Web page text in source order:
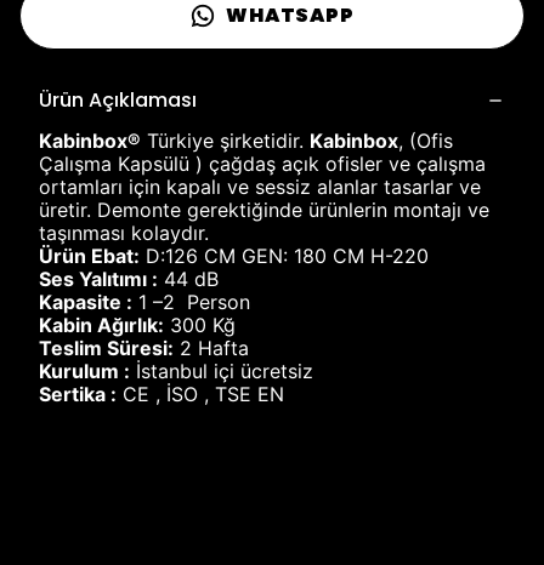
WHATSAPP
Ürün Açıklaması
Kabinbox® Türkiye şirketidir. Kabinbox, (Ofis
Çalışma Kapsülü ) çağdaş açık ofisler ve çalışma
ortamları için kapalı ve sessiz alanlar tasarlar ve
üretir. Demonte gerektiğinde ürünlerin montajı ve
taşınması kolaydır.
Ürün Ebat: D:126 CM GEN: 180 CM H-220
Ses Yalıtımı : 44 dB
Kapasite : 1 –2 Person
Kabin Ağırlık: 300 Kğ
Teslim Süresi: 2 Hafta
Kurulum : İstanbul içi ücretsiz
Sertika : CE , İSO , TSE EN